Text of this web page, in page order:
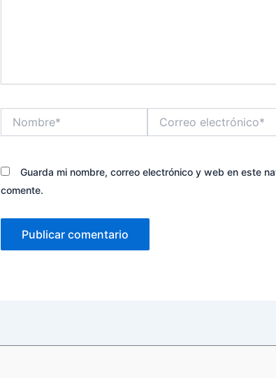
electrónico*
Guarda mi nombre, correo electrónico y web en este
comente.